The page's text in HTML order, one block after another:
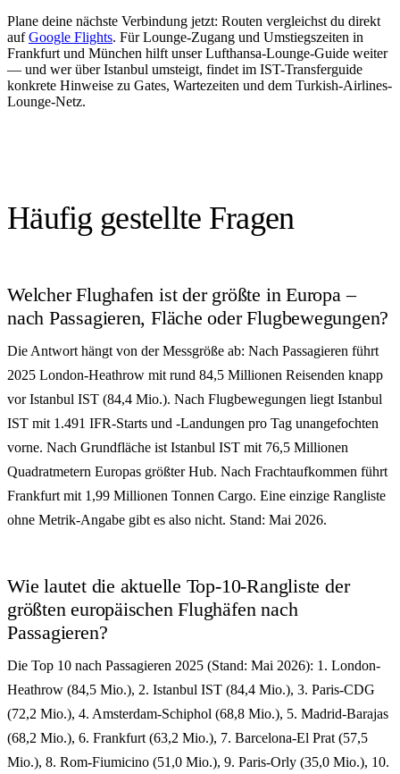
Plane deine nächste Verbindung jetzt: Routen vergleichst du direkt
aufGoogle Flights. Für Lounge-Zugang und Umstiegszeiten in
Frankfurt und München hilft unser Lufthansa-Lounge-Guide weiter
— und wer über Istanbul umsteigt, findet im IST-Transferguide
konkrete Hinweise zu Gates, Wartezeiten und dem Turkish-Airlines-
Lounge-Netz.
Häufig gestellte Fragen
Welcher Flughafen ist der größte in Europa –
nach Passagieren, Fläche oder Flugbewegungen?
Die Antwort hängt von der Messgröße ab: Nach Passagieren führt
2025 London-Heathrow mit rund 84,5 Millionen Reisenden knapp
vor Istanbul IST (84,4 Mio.). Nach Flugbewegungen liegt Istanbul
IST mit 1.491 IFR-Starts und -Landungen pro Tag unangefochten
vorne. Nach Grundfläche ist Istanbul IST mit 76,5 Millionen
Quadratmetern Europas größter Hub. Nach Frachtaufkommen führt
Frankfurt mit 1,99 Millionen Tonnen Cargo. Eine einzige Rangliste
ohne Metrik-Angabe gibt es also nicht. Stand: Mai 2026.
Wie lautet die aktuelle Top-10-Rangliste der
größten europäischen Flughäfen nach
Passagieren?
Die Top 10 nach Passagieren 2025 (Stand: Mai 2026): 1. London-
Heathrow (84,5 Mio.), 2. Istanbul IST (84,4 Mio.), 3. Paris-CDG
(72,2 Mio.), 4. Amsterdam-Schiphol (68,8 Mio.), 5. Madrid-Barajas
(68,2 Mio.), 6. Frankfurt (63,2 Mio.), 7. Barcelona-El Prat (57,5
Mio.), 8. Rom-Fiumicino (51,0 Mio.), 9. Paris-Orly (35,0 Mio.), 10.